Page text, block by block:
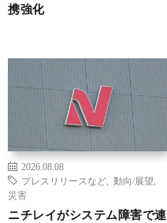
携強化
2026.08.08
プレスリリースなど
動向/展望
災害
ニチレイがシステム障害で連